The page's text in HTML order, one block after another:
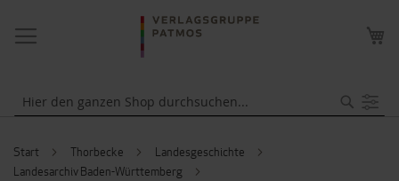
NAVIGATION
UMSCHALTEN
Start Thorbecke
Landesgeschichte
Landesarchiv Baden-Württemberg